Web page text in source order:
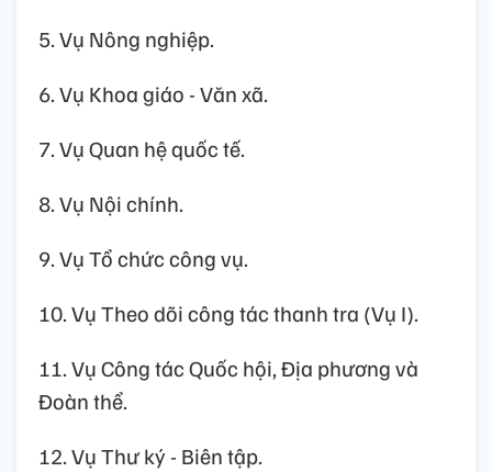
5. Vụ Nông nghiệp.
6. Vụ Khoa giáo - Văn xã.
7. Vụ Quan hệ quốc tế.
8. Vụ Nội chính.
9. Vụ Tổ chức công vụ.
10. Vụ Theo dõi công tác thanh tra (Vụ I).
11. Vụ Công tác Quốc hội, Địa phương và
Đoàn thể.
12. Vụ Thư ký - Biên tập.